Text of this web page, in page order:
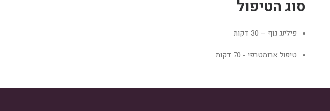
סוג הטיפול
פילינג גוף – 30 דקות
טיפול ארומטרפי - 70 דקות